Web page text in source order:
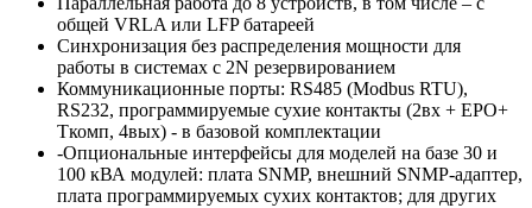
общей VRLA или LFP батареей
Синхронизация без распределения мощности для
работы в системах с 2N резервированием
Коммуникационные порты: RS485 (Modbus RTU),
RS232, программируемые сухие контакты (2вх + EPO+
Ткомп, 4вых) - в базовой комплектации
-Опциональные интерфейсы для моделей на базе 30 и
100 кВА модулей: плата SNMP, внешний SNMP-адаптер,
плата программируемых сухих контактов; для других